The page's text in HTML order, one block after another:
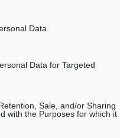
Data.
Data for Targeted
Sale, and/or Sharing
with the Purposes for which it